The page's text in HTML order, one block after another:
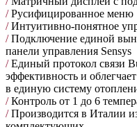
/Русифицированное меню
/Интуитивно-понятное
/Подключение единой
панели управления Sensys
/Единый протокол связи
эффективность и
в единую систему
/Контроль от 1 до 6
/Производится в Италии